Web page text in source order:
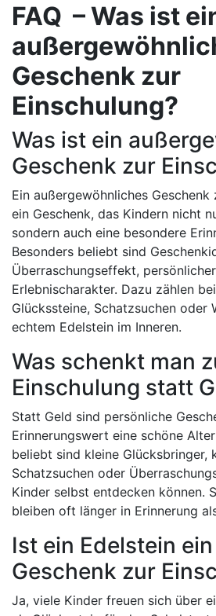
FAQ – Was ist
Geschenk zur
Einschulung?
Was ist ein
Geschenk zur
Ein außergewöhnliches Geschenk
ein Geschenk, das Kindern nicht
sondern auch eine besondere
Besonders beliebt sind
Überraschungseffekt,
Erlebnischarakter. Dazu zählen
Glückssteine, Schatzsuchen oder
echtem Edelstein im Inneren.
Was schenkt man
Einschulung statt
Statt Geld sind persönliche
Erinnerungswert eine schöne
beliebt sind kleine Glücksbringer,
Schatzsuchen oder
Kinder selbst entdecken können.
bleiben oft länger in Erinnerung
Ist ein Edelstein
Geschenk zur
Ja, viele Kinder freuen sich über